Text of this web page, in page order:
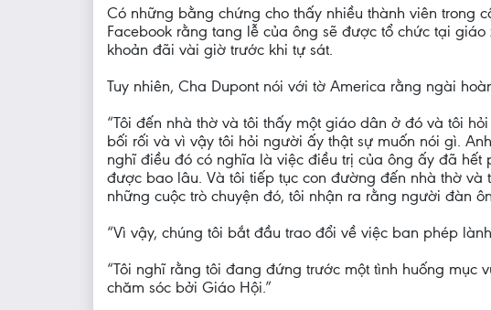
Có những bằng chứng cho thấy nhiều thành viên trong
Facebook rằng tang lễ của ông sẽ được tổ chức tại
khoản đãi vài giờ trước khi tự sát.
Tuy nhiên, Cha Dupont nói với tờ America rằng ngài
“Tôi đến nhà thờ và tôi thấy một giáo dân ở đó và tôi
bối rối và vì vậy tôi hỏi người ấy thật sự muốn nói gì.
nghĩ điều đó có nghĩa là việc điều trị của ông ấy đã
được bao lâu. Và tôi tiếp tục con đường đến nhà thờ
những cuộc trò chuyện đó, tôi nhận ra rằng người đàn
“Vì vậy, chúng tôi bắt đầu trao đổi về việc ban phép
“Tôi nghĩ rằng tôi đang đứng trước một tình huống
chăm sóc bởi Giáo Hội.”